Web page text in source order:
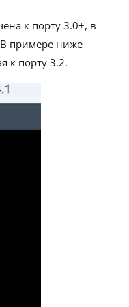
к порту 3.0+, в
В примере ниже
к порту 3.2.